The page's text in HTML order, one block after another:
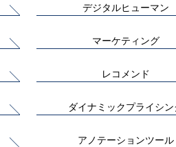
デジタルヒューマン
マーケティング
レコメンド
ダイナミックプライシ
アノテーションツール